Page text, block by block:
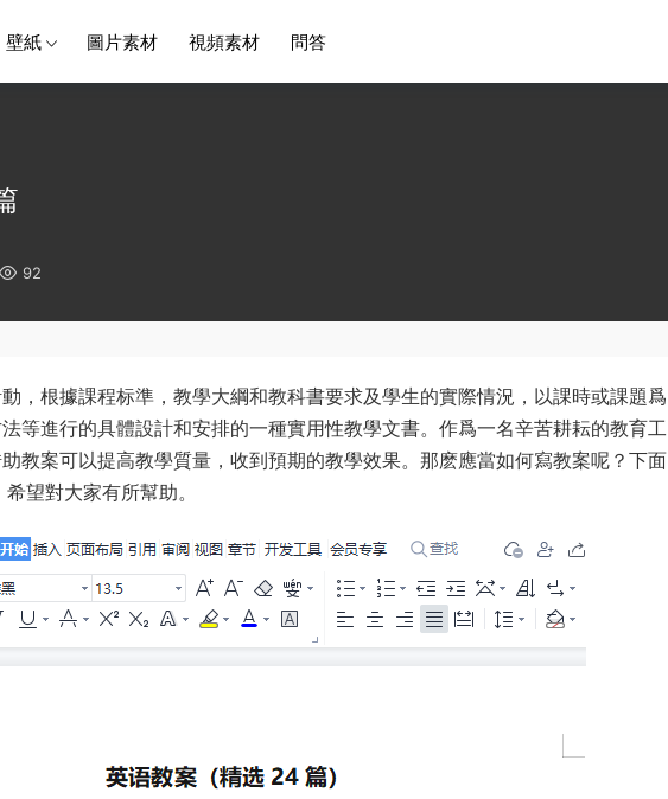
壁紙 圖片素材 視頻素材 問答
92
，根據課程标準，教學大綱和教科書要求及學生的實際情況，以課時或課題爲
等進行的具體設計和安排的一種實用性教學文書。作爲一名辛苦耕耘的教育工
教案可以提高教學質量，收到預期的教學效果。那麽應當如何寫教案呢？下面
望對大家有所幫助。